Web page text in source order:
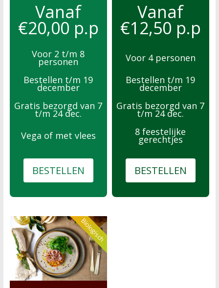
Vanaf
€20,00 p.p
Voor 2 t/m 8
personen
Bestellen t/m 19
december
Gratis bezorgd van 7
t/m 24 dec.
Vega of met vlees
BESTELLEN
Vanaf
€12,50 p.p
Voor 4 personen
Bestellen t/m 19
december
Gratis bezorgd van 7
t/m 24 dec.
8 feestelijke
gerechtjes
BESTELLEN
Biologisch